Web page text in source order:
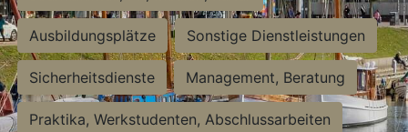
Ausbildungsplätze Sonstige Dienstleistungen
Sicherheitsdienste Management, Beratung
Praktika, Werkstudenten, Abschlussarbeiten